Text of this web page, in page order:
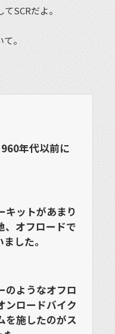
SCRだよ。
。
年代以前に
キットがあまり
、オフロードで
した。
のようなオフロ
ンロードバイク
を施したのがス